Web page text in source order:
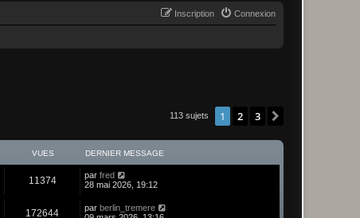
Connexion
Inscription
113 sujets 1 2 3
VUES DERNIER MESSAGE
11374 par fred
28 mai 2026, 19:12
172644 par berlin_tremere